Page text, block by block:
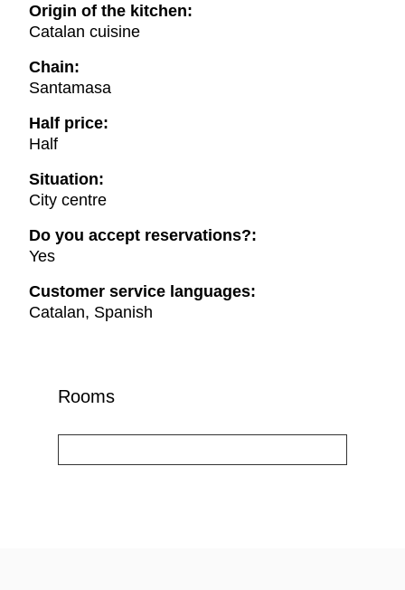
Origin of the kitchen:
Catalan cuisine
Chain:
Santamasa
Half price:
Half
Situation:
City centre
Do you accept reservations?:
Yes
Customer service languages:
Catalan, Spanish
Rooms